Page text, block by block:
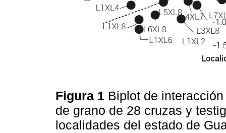
Figura 1 Biplot de
de grano de 28 cruzas y
localidades del estado de